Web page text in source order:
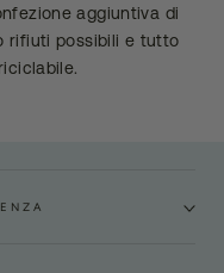
aggiuntiva di
rifiuti possibili e tutto